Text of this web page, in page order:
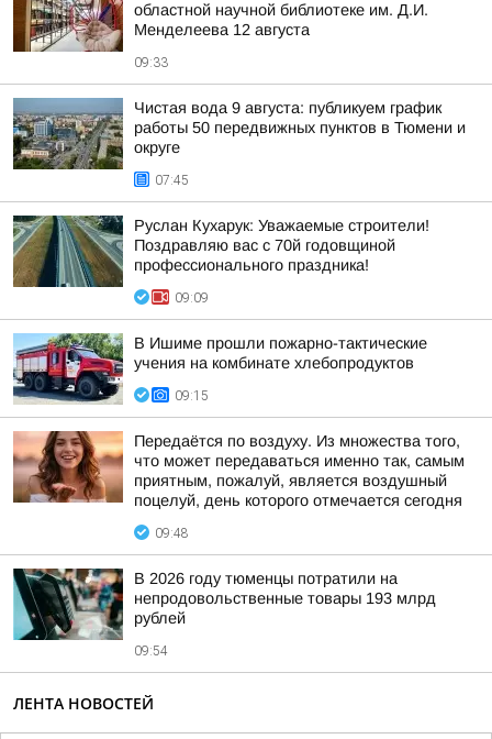
областной научной библиотеке им. Д.И.
Менделеева 12 августа
09:33
Чистая вода 9 августа: публикуем график
работы 50 передвижных пунктов в Тюмени и
округе
07:45
Руслан Кухарук: Уважаемые строители!
Поздравляю вас с 70й годовщиной
профессионального праздника!
09:09
В Ишиме прошли пожарно-тактические
учения на комбинате хлебопродуктов
09:15
Передаётся по воздуху. Из множества того,
что может передаваться именно так, самым
приятным, пожалуй, является воздушный
поцелуй, день которого отмечается сегодня
09:48
В 2026 году тюменцы потратили на
непродовольственные товары 193 млрд
рублей
09:54
ЛЕНТА НОВОСТЕЙ